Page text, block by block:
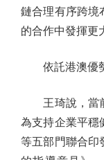
鏈合理有序跨境
的合作中發揮更
依託港澳優
王琦說，當前
為支持企業平穩
等五部門聯合印